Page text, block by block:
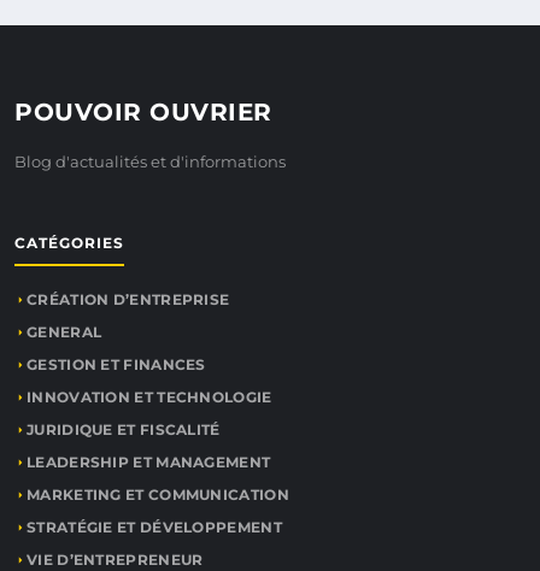
POUVOIR OUVRIER
Blog d'actualités et d'informations
CATÉGORIES
CRÉATION D’ENTREPRISE
GENERAL
GESTION ET FINANCES
INNOVATION ET TECHNOLOGIE
JURIDIQUE ET FISCALITÉ
LEADERSHIP ET MANAGEMENT
MARKETING ET COMMUNICATION
STRATÉGIE ET DÉVELOPPEMENT
VIE D’ENTREPRENEUR